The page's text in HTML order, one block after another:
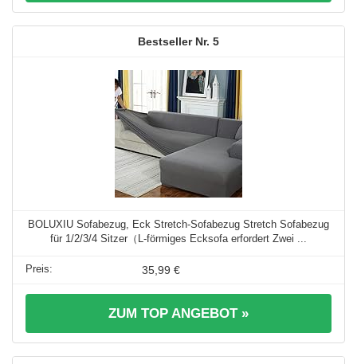
5
BOLUXIU Sofabezug, Eck Stretch-Sofabezug Stretch Sofabezug
für 1/2/3/4 Sitzer（L-förmiges Ecksofa erfordert Zwei ...
35,99 €
ZUM TOP ANGEBOT »